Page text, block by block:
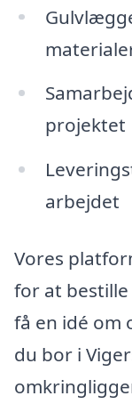
projektet
arbejdet
Vores
for at
få en idé om
du bor i